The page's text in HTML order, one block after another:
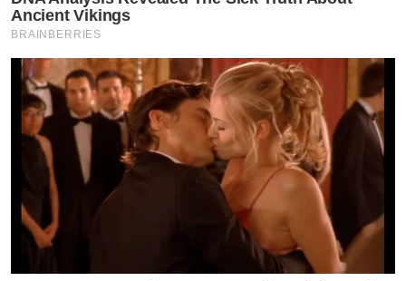
Ancient Vikings
BRAINBERRIES